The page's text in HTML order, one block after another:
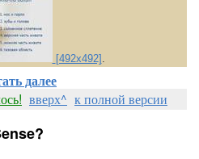
[492x492] .
далее
вверх^ к полной версии